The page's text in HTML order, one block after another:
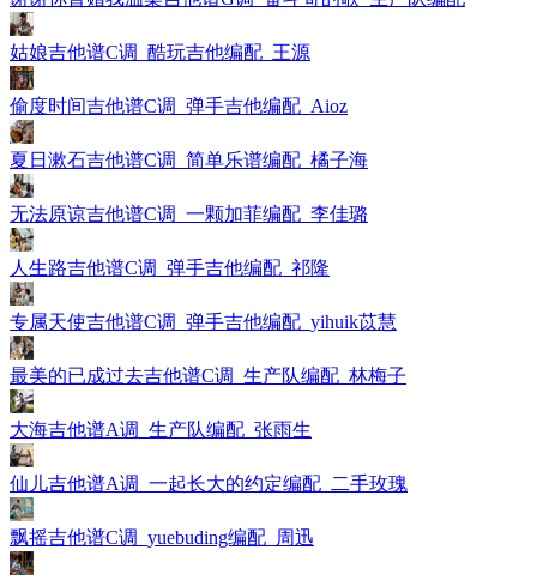
姑娘吉他谱C调_酷玩吉他编配_王源
偷度时间吉他谱C调_弹手吉他编配_Aioz
夏日漱石吉他谱C调_简单乐谱编配_橘子海
无法原谅吉他谱C调_一颗加菲编配_李佳璐
人生路吉他谱C调_弹手吉他编配_祁隆
专属天使吉他谱C调_弹手吉他编配_yihuik苡慧
最美的已成过去吉他谱C调_生产队编配_林梅子
大海吉他谱A调_生产队编配_张雨生
仙儿吉他谱A调_一起长大的约定编配_二手玫瑰
飘摇吉他谱C调_yuebuding编配_周迅